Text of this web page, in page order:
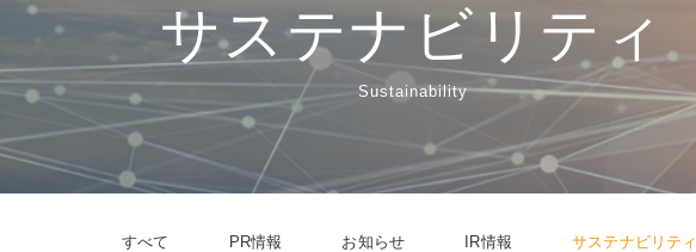
サステナビリティ
Sustainability
すべて PR情報 お知らせ IR情報 サステナビリティ